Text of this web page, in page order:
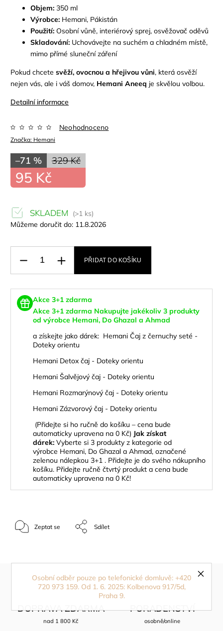
Osobní odběr pouze po telefonické domluvě: +420
720 973 159. Od 1. 6. 2025: Kolbenova 917/5d,
Praha 9.
Objem: 350 ml
Výrobce: Hemani, Pákistán
Použití: Osobní vůně, interiérový sprej, osvěžovač oděvů
Skladování: Uchovávejte na suchém a chladném místě,
mimo přímé sluneční záření
Pokud chcete svěží, ovocnou a hřejivou vůni, která osvěží
nejen vás, ale i váš domov, Hemani Aneeq je skvělou volbou.
Detailní informace
Značka: Hemani
Neohodnoceno
329 Kč
–71 %
95 Kč
SKLADEM
(>1 ks)
Můžeme doručit do: 11.8.2026
PŘIDAT DO KOŠÍKU
Akce 3+1 zdarma
Akce 3+1 zdarma Nakupujte jakékoliv 3 produkty
od výrobce Hemani, Do Ghazal a Ahmad
a získejte jako dárek: Hemani Čaj z černuchy seté -
Doteky orientu
Hemani Detox čaj - Doteky orientu
Hemani Šalvějový čaj - Doteky orientu
Hemani Rozmarýnový čaj - Doteky orientu
Hemani Zázvorový čaj - Doteky orientu
(Přidejte si ho ručně do košíku – cena bude
automaticky upravena na 0 Kč) Jak získat
dárek: Vyberte si 3 produkty z kategorie od
výrobce Hemani, Do Ghazal a Ahmad, označené
zelenou nálepkou 3+1 . Přidejte je do svého nákupního
košíku. Přidejte ručně čtvrtý produkt a cena bude
automaticky upravena na 0 Kč!
Zeptat se Sdílet
DOPRAVA ZDARMA
nad 1 800 Kč
PORADENSTVÍ
osobně/online